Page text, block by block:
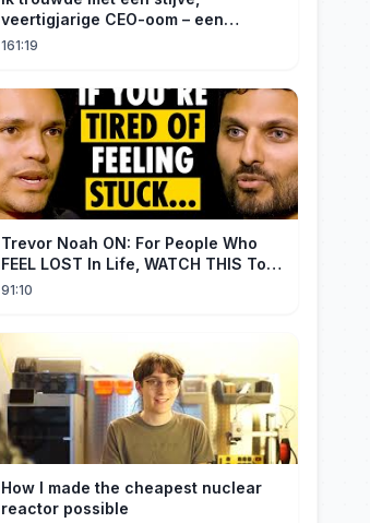
veertigjarige CEO-oom – een
verborgen monster van acht jaar! Hij
161:19
Trevor Noah ON: For People Who
FEEL LOST In Life, WATCH THIS To
91:10
How I made the cheapest nuclear
reactor possible